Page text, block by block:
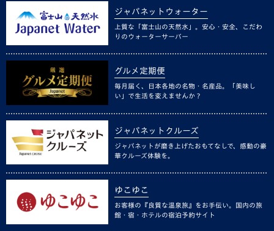
ジャパネットウォーター
上質な「富士山の天然水」。安心・安全、こだわ
りのウォーターサーバー
グルメ定期便
毎月届く、日本各地の名物・名産品。「美味し
い」で生活を変えませんか？
ジャパネットクルーズ
ジャパネットが磨き上げたおもてなしで、感動の豪
華クルーズ体験を。
ゆこゆこ
お客様の『良質な温泉旅』をお手伝い。国内の旅
館・宿・ホテルの宿泊予約サイト